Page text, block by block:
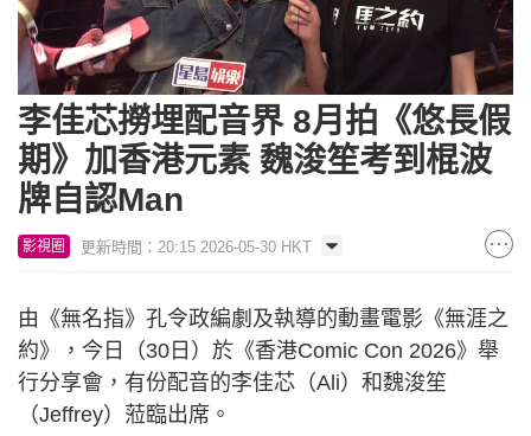
Unmute Loaded:
8.25%
李佳芯撈埋配音界 8月拍《悠長假
期》加香港元素 魏浚笙考到棍波
牌自認Man
影視圈 更新時間：20:15 2026-05-30 HKT
由《無名指》孔令政編劇及執導的動畫電影《無涯之
約》，今日（30日）於《香港Comic Con 2026》舉
行分享會，有份配音的李佳芯（Ali）和魏浚笙
（Jeffrey）蒞臨出席。